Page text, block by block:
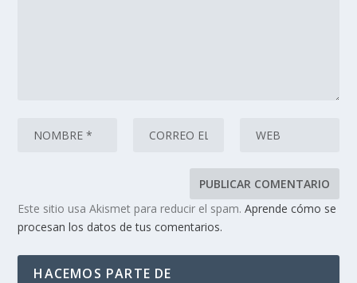
Este sitio usa Akismet para reducir el spam.Aprende cómo se
procesan los datos de tus comentarios.
HACEMOS PARTE DE